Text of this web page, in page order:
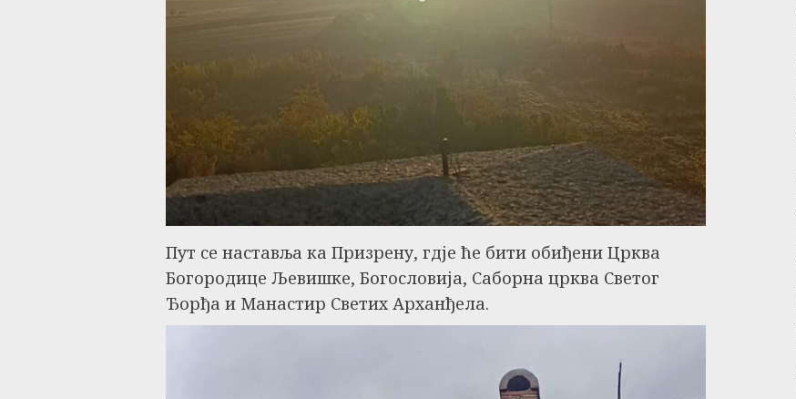
Пут се наставља ка Призрену, гдје ће бити обиђени Црква
Богородице Љевишке, Богословија, Саборна црква Светог
Ђорђа и Манастир Светих Арханђела.